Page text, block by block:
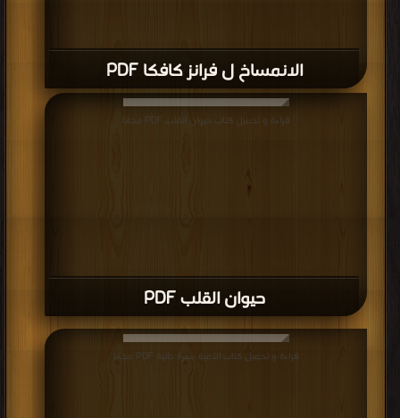
الانمساخ ل فرانز كافكا PDF
حيوان القلب PDF
قراءة و تحميل كتاب حيوان القلب PDF مجانا
قراءة و تحميل كتاب الأمية سيرة ذاتية PDF مجانا